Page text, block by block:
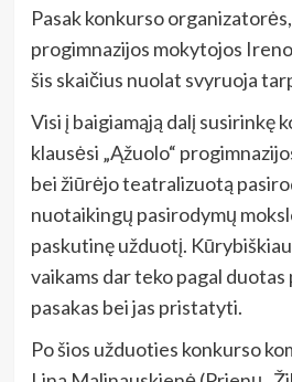
Pasak konkurso
progimnazijos mokytojos
šis skaičius nuolat svyruoja
Visi į baigiamąją dalį susirinkę
klausėsi „Ąžuolo“
bei žiūrėjo teatralizuotą
nuotaikingų pasirodymų
paskutinę užduotį.
vaikams dar teko pagal
pasakas bei jas pristatyti.
Po šios užduoties konkurso